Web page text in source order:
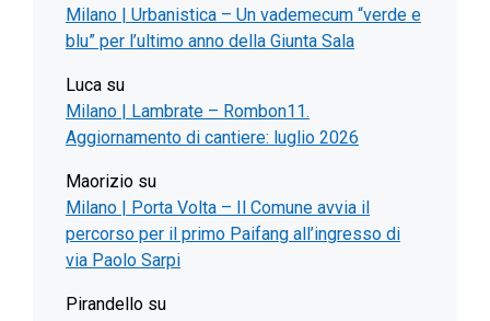
Milano | Urbanistica – Un vademecum “verde e
blu” per l’ultimo anno della Giunta Sala
Luca su
Milano | Lambrate – Rombon11.
Aggiornamento di cantiere: luglio 2026
Maorizio su
Milano | Porta Volta – Il Comune avvia il
percorso per il primo Paifang all’ingresso di
via Paolo Sarpi
Pirandello su